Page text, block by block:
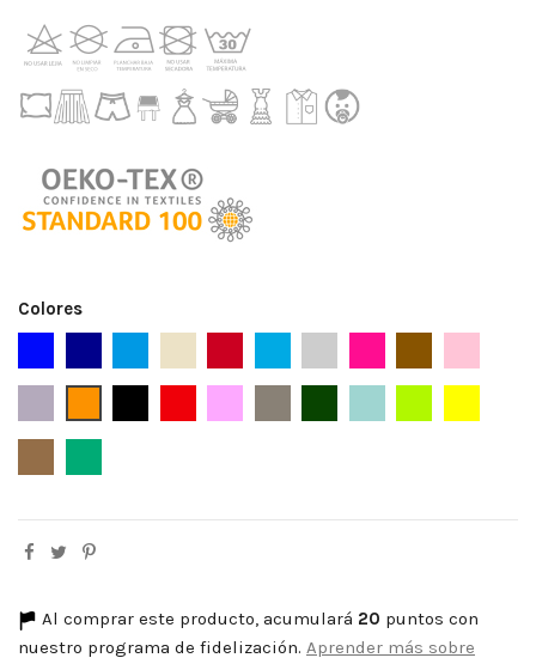
Colores
Al comprar este producto, acumulará 20 puntos con
nuestro programa de fidelización. Aprender más sobre